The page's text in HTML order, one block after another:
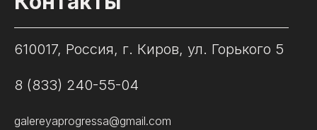
610017, Россия, г. Киров, ул. Горького 5
8 (833) 240-55-04
galereyaprogressa@gmail.com